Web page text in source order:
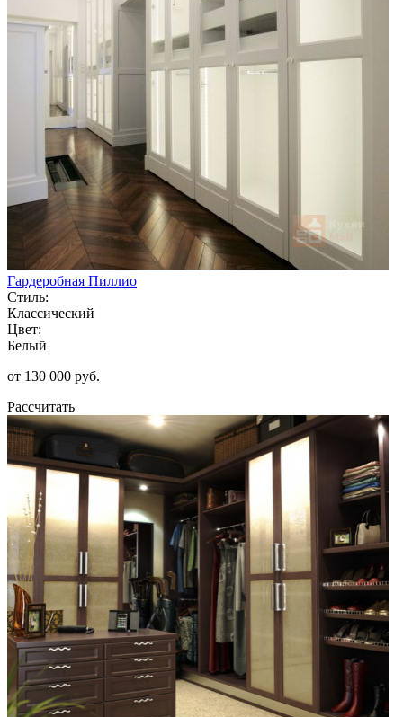
Гардеробная Пиллио
Стиль:
Классический
Цвет:
Белый
от 130 000 руб.
Рассчитать